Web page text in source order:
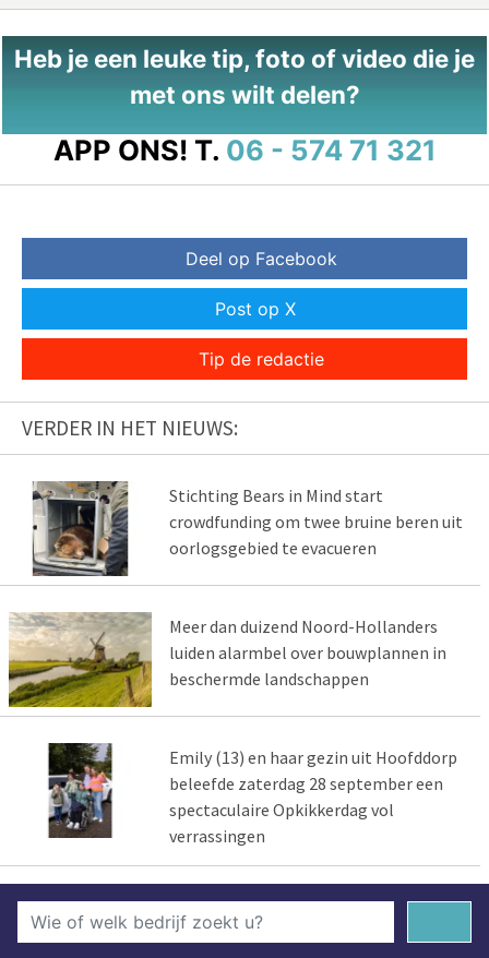
Heb je een leuke tip, foto of video die je
met ons wilt delen?
APP ONS! T. 06 - 574 71 321
Deel op Facebook
Post op X
Tip de redactie
VERDER IN HET NIEUWS:
Stichting Bears in Mind start
crowdfunding om twee bruine beren uit
oorlogsgebied te evacueren
Meer dan duizend Noord-Hollanders
luiden alarmbel over bouwplannen in
beschermde landschappen
Emily (13) en haar gezin uit Hoofddorp
beleefde zaterdag 28 september een
spectaculaire Opkikkerdag vol
verrassingen